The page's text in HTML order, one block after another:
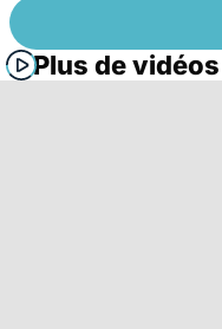
Plus de vidéos